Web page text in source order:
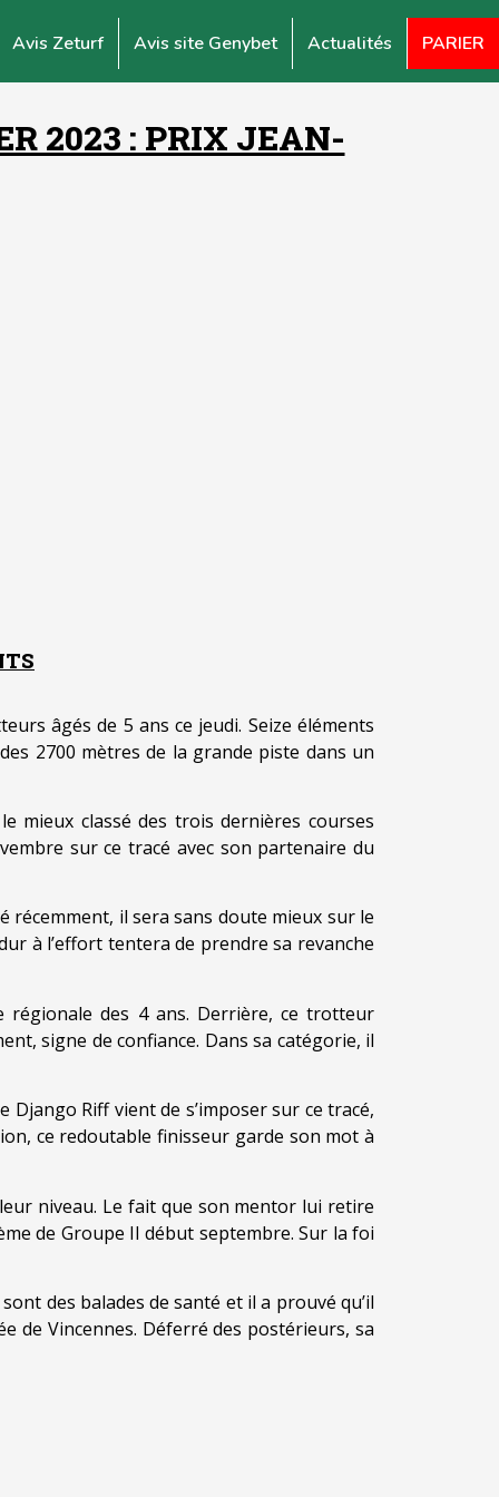
Avis Zeturf Avis site Genybet Actualités PARIER
2023 : PRIX JEAN-
âgés de 5 ans ce jeudi. Seize éléments
2700 mètres de la grande piste dans un
mieux classé des trois dernières courses
sur ce tracé avec son partenaire du
il sera sans doute mieux sur le
à l’effort tentera de prendre sa revanche
régionale des 4 ans. Derrière, ce trotteur
signe de confiance. Dans sa catégorie, il
Django Riff vient de s’imposer sur ce tracé,
ce redoutable finisseur garde son mot à
niveau. Le fait que son mentor lui retire
de Groupe II début septembre. Sur la foi
des balades de santé et il a prouvé qu’il
de Vincennes. Déferré des postérieurs, sa